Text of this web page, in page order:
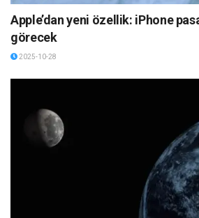
Apple’dan yeni özellik: iPhone
görecek
2025-10-28